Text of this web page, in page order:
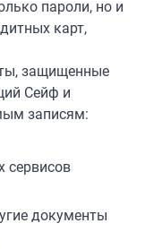
пароли, но и
карт,
защищенные
Сейф и
записям:
сервисов
документы